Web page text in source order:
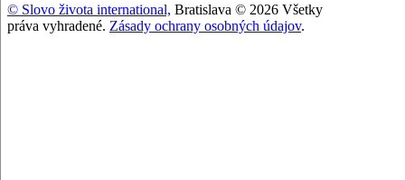
© Slovo života international, Bratislava © 2026 Všetky
práva vyhradené. Zásady ochrany osobných údajov.